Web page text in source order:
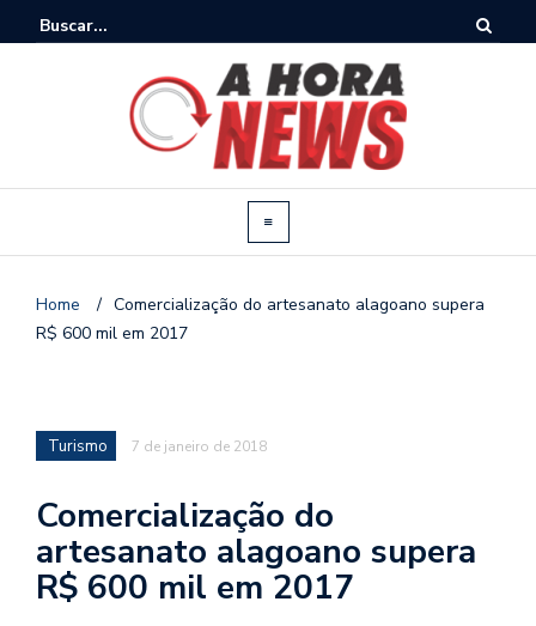
Home / Comercialização do artesanato alagoano supera
R$ 600 mil em 2017
Turismo 7 de janeiro de 2018
Comercialização do
artesanato alagoano supera
R$ 600 mil em 2017